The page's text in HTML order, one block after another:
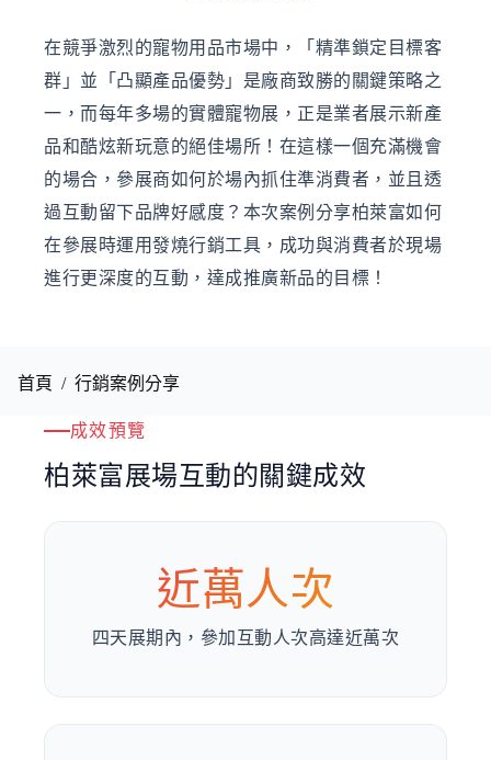
在競爭激烈的寵物用品市場中，「精準鎖定目標客
群」並「凸顯產品優勢」是廠商致勝的關鍵策略之
一，而每年多場的實體寵物展，正是業者展示新產
品和酷炫新玩意的絕佳場所！在這樣一個充滿機會
的場合，參展商如何於場內抓住準消費者，並且透
過互動留下品牌好感度？本次案例分享柏萊富如何
在參展時運用發燒行銷工具，成功與消費者於現場
進行更深度的互動，達成推廣新品的目標！
首頁 / 行銷案例分享
成效預覽
柏萊富展場互動的關鍵成效
近萬人次
四天展期內，參加互動人次高達近萬次